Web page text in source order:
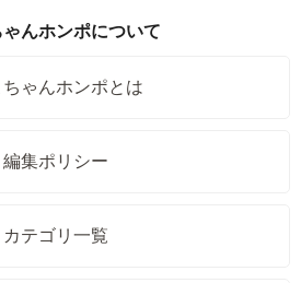
んホンポについて
ちゃんホンポとは
編集ポリシー
カテゴリ一覧